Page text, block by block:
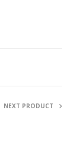
NEXT PRODUCT